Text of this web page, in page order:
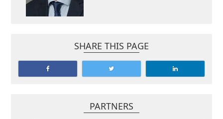
SHARE THIS PAGE
PARTNERS